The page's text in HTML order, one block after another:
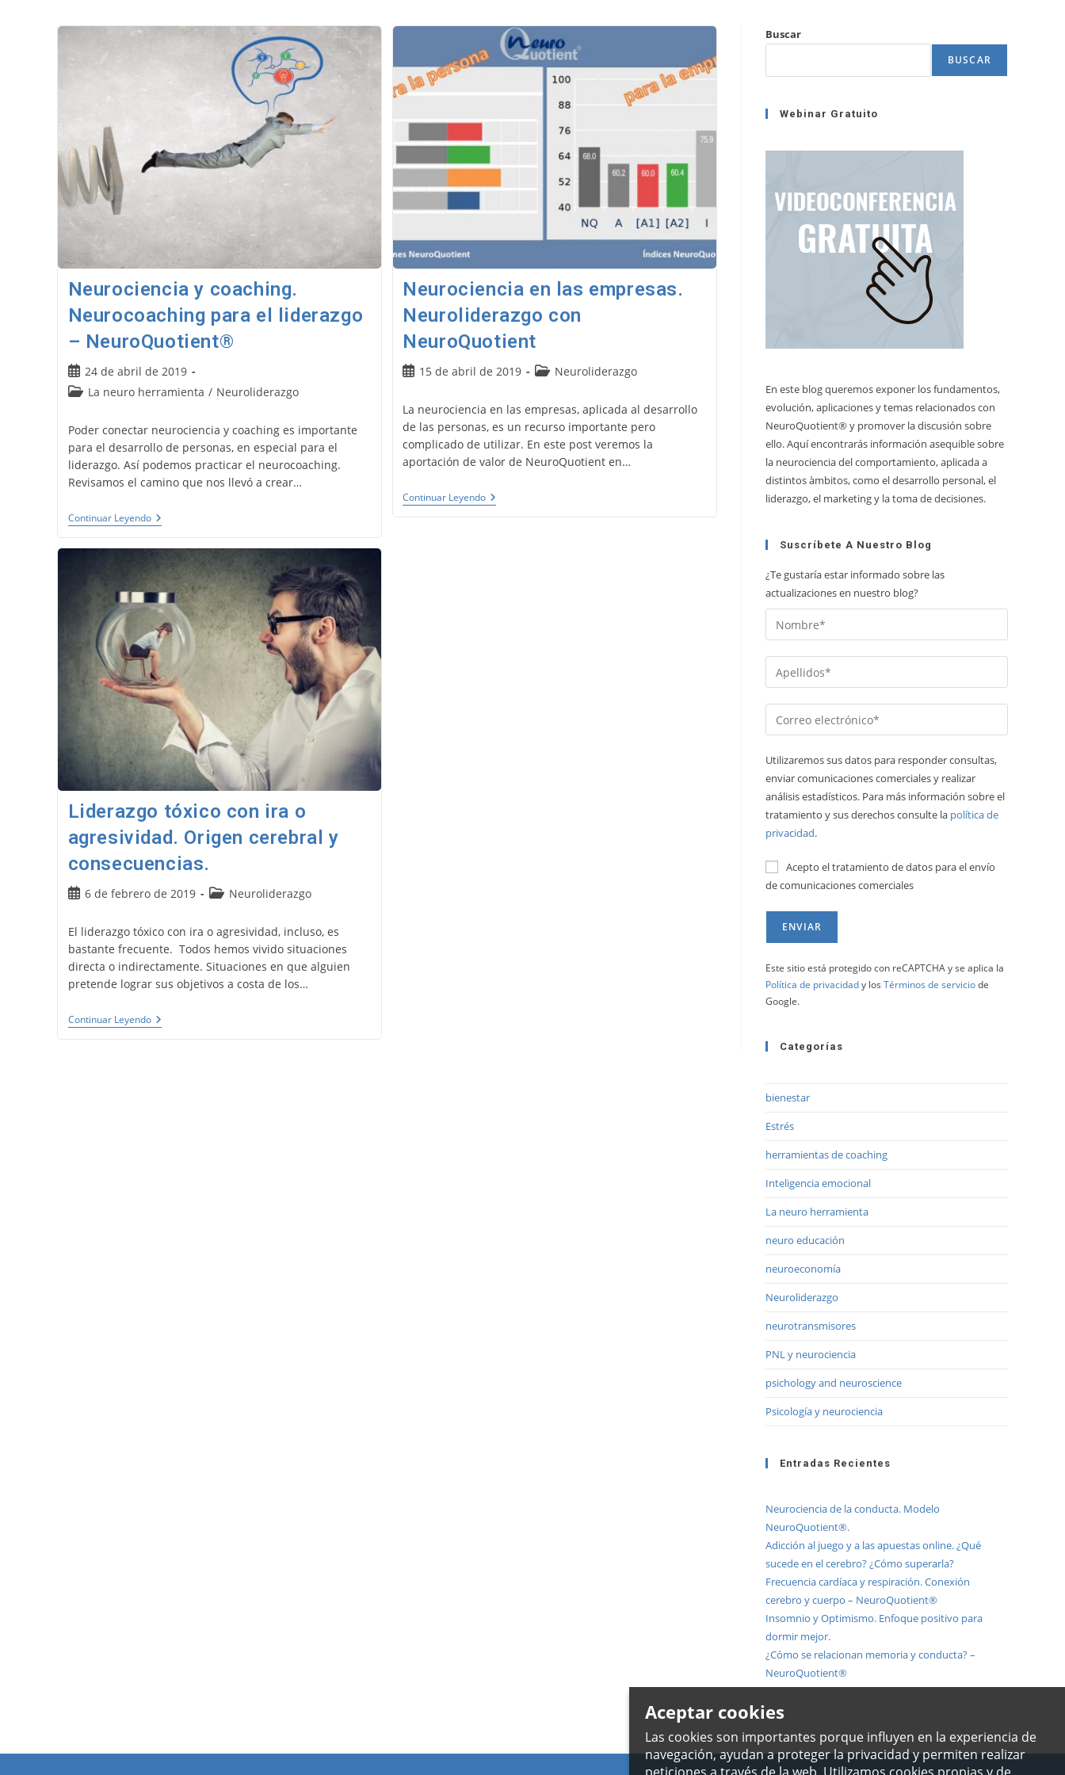
Neurociencia y coaching.
Neurocoaching para el liderazgo
– NeuroQuotient®
Publicación
de
24 de abril de 2019
Categoría
la
entrada:
La neuro herramienta / Neuroliderazgo
Poder conectar neurociencia y coaching es importante
para el desarrollo de personas, en especial para el
liderazgo. Así podemos practicar el neurocoaching.
Revisamos el camino que nos llevó a crear…
Continuar LeyendoNeurociencia
Y
Neurocoaching
Para
El
Liderazgo
–
NeuroQuotient®
Neurociencia en las empresas.
Neuroliderazgo con
NeuroQuotient
Publicación
la
entrada:
15 de abril de 2019
Categoría
la
entrada:
Neuroliderazgo
La neurociencia en las empresas, aplicada al desarrollo
de las personas, es un recurso importante pero
complicado de utilizar. En este post veremos la
aportación de valor de NeuroQuotient en…
Continuar LeyendoNeurociencia
En
Liderazgo tóxico con ira o
agresividad. Origen cerebral y
consecuencias.
Publicación
la
entrada:
6 de febrero de 2019
Categoría
la
entrada:
Neuroliderazgo
El liderazgo tóxico con ira o agresividad, incluso, es
bastante frecuente. Todos hemos vivido situaciones
directa o indirectamente. Situaciones en que alguien
pretende lograr sus objetivos a costa de los…
Continuar LeyendoLiderazgo
Tóxico
Buscar
BUSCAR
Webinar Gratuito
En este blog queremos exponer los fundamentos,
evolución, aplicaciones y temas relacionados con
NeuroQuotient® y promover la discusión sobre
ello. Aquí encontrarás información asequible sobre
la neurociencia del comportamiento, aplicada a
distintos àmbitos, como el desarrollo personal, el
liderazgo, el marketing y la toma de decisiones.
Suscríbete A Nuestro Blog
¿Te gustaría estar informado sobre las
actualizaciones en nuestro blog?
Utilizaremos sus datos para responder consultas,
enviar comunicaciones comerciales y realizar
análisis estadísticos. Para más información sobre el
tratamiento y sus derechos consulte la política de
privacidad.
Acepto el tratamiento de datos para el envío
de comunicaciones comerciales
Este sitio está protegido con reCAPTCHA y se aplica la
Política de privacidady los Términos de serviciode
Google.
Categorías
bienestar
Estrés
herramientas de coaching
Inteligencia emocional
La neuro herramienta
neuro educación
neuroeconomía
Neuroliderazgo
neurotransmisores
PNL y neurociencia
psichology and neuroscience
Psicología y neurociencia
Entradas Recientes
Neurociencia de la conducta. Modelo
NeuroQuotient®.
Adicción al juego y a las apuestas online. ¿Qué
sucede en el cerebro? ¿Cómo superarla?
Frecuencia cardíaca y respiración. Conexión
cerebro y cuerpo – NeuroQuotient®
Insomnio y Optimismo. Enfoque positivo para
dormir mejor.
¿Cómo se relacionan memoria y conducta? –
NeuroQuotient®
Aceptar cookies
Las cookies son importantes porque influyen en la experiencia de
navegación, ayudan a proteger la privacidad y permiten realizar